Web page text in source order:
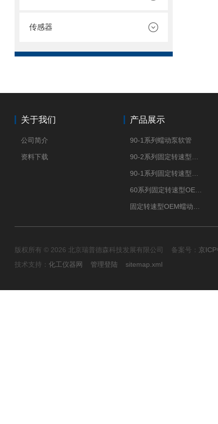
传感器
关于我们
公司简介
资料下载
产品展示
90-1系列蠕动泵软管
版权所有 © 2026 北京瑞普德森科技发展有限公司 备案号： 京
技术支持： 化工仪器网 管理登陆 sitemap.xml